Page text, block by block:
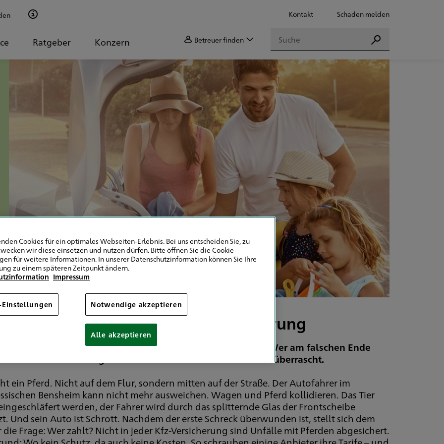
Kontakt Schaden melden
Ratgeber Konzern Betreuer finden Suchen
Suchen
von der "billigen" Kfz-Versicherung
riskant, nur auf den Preis seiner Kfz-Versicherung zu achten Wer am falschen Ende
auf Leistungen und wird bei einem Schaden böse überrascht.
ein Pferd. Nicht auf dem Flur, sondern mitten auf der Straße. Der Autofahrer im
Bensheim kann nicht mehr ausweichen. Wagen und Pferd kollidieren. Das Tier
werden, der Fahrer wird durch das splitternde Glas der Frontscheibe
Und sein Auto ist Schrott. Nachdem der erste Schreck überwunden ist, stellt sich dem
die Frage: Wer zahlt? Nicht in jeder Kfz-Versicherung sind Unfälle mit Pferden abgesichert.
Cookies für ein optimales Webseiten-Erlebnis. Bei uns entscheiden Sie, zu
wir diese einsetzen und nutzen dürfen. Bitte öffnen Sie die Cookie-
für weitere Informationen. In unserer Datenschutzinformation können Sie Ihre
zu einem späteren Zeitpunkt ändern.
Impressum
Einstellungen Notwendige akzeptieren
Alle akzeptieren